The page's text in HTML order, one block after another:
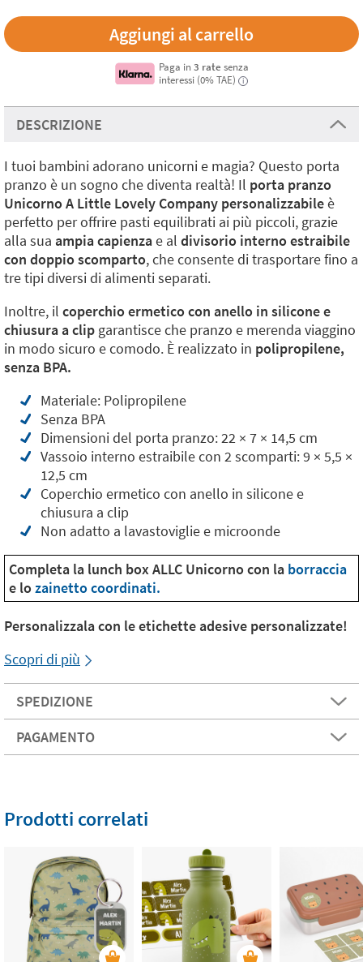
Paga in 3 rate senza
interessi (0% TAE)
i
DESCRIZIONE
I tuoi bambini adorano unicorni e magia? Questo porta
pranzo è un sogno che diventa realtà! Il porta pranzo
Unicorno A Little Lovely Company personalizzabileè
perfetto per offrire pasti equilibrati ai più piccoli, grazie
alla sua ampia capienzae al divisorio interno estraibile
con doppio scomparto, che consente di trasportare fino a
tre tipi diversi di alimenti separati.
Inoltre, il coperchio ermetico con anello in silicone e
chiusura a clip garantisce che pranzo e merenda viaggino
in modo sicuro e comodo. È realizzato in polipropilene,
senza BPA.
Materiale: Polipropilene
Senza BPA
Dimensioni del porta pranzo: 22 × 7 × 14,5 cm
Vassoio interno estraibile con 2 scomparti: 9 × 5,5 ×
12,5 cm
Coperchio ermetico con anello in silicone e
chiusura a clip
Non adatto a lavastoviglie e microonde
Completa la lunch box ALLC Unicorno con la borraccia
e lozainetto coordinati.
Personalizzala con le etichette adesive personalizzate!
Scopri di più
SPEDIZIONE
PAGAMENTO
Prodotti correlati